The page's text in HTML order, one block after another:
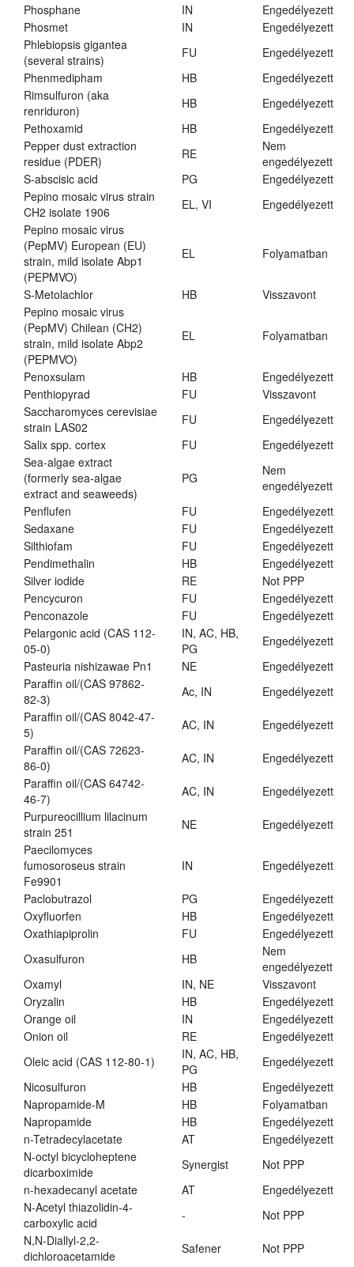
Phosphane
IN
Engedélyezett
Phosmet
IN
Engedélyezett
Phlebiopsis gigantea
(several strains)
FU
Engedélyezett
Phenmedipham
HB
Engedélyezett
Rimsulfuron (aka
renriduron)
HB
Engedélyezett
Pethoxamid
HB
Engedélyezett
Pepper dust extraction
residue (PDER)
RE
Nem
engedélyezett
S-abscisic acid
PG
Engedélyezett
Pepino mosaic virus strain
CH2 isolate 1906
EL, VI
Engedélyezett
Pepino mosaic virus
(PepMV) European (EU)
strain, mild isolate Abp1
(PEPMVO)
EL Folyamatban
S-Metolachlor HB
Visszavont
Pepino mosaic virus
(PepMV) Chilean (CH2)
strain, mild isolate Abp2
(PEPMVO)
EL Folyamatban
Penoxsulam HB
Engedélyezett
Penthiopyrad
FU
Visszavont
Saccharomyces cerevisiae
strain LAS02
FU
Engedélyezett
Salix spp. cortex
FU
Engedélyezett
Sea-algae extract
(formerly sea-algae
extract and seaweeds)
PG
Nem
engedélyezett
Penflufen
FU
Engedélyezett
Sedaxane
FU
Engedélyezett
Silthiofam
FU
Engedélyezett
Pendimethalin
HB
Engedélyezett
Silver iodide
RE
Not PPP
Pencycuron
FU
Engedélyezett
Penconazole
FU
Engedélyezett
Pelargonic acid (CAS 112-
05-0)
IN, AC, HB,
PG
Engedélyezett
Pasteuria nishizawae Pn1
NE
Engedélyezett
Paraffin oil/(CAS 97862-
82-3)
Ac, IN
Engedélyezett
Paraffin oil/(CAS 8042-47-
5)
AC, IN
Engedélyezett
Paraffin oil/(CAS 72623-
86-0)
AC, IN
Engedélyezett
Paraffin oil/(CAS 64742-
46-7)
AC, IN
Engedélyezett
Purpureocillium lilacinum
strain 251
NE
Engedélyezett
Paecilomyces
fumosoroseus strain
Fe9901
IN Engedélyezett
Paclobutrazol PG
Engedélyezett
Oxyfluorfen
HB
Engedélyezett
Oxathiapiprolin
FU
Engedélyezett
Oxasulfuron
HB
Nem
engedélyezett
Oxamyl
IN, NE
Visszavont
Oryzalin
HB
Engedélyezett
Orange oil
IN
Engedélyezett
Onion oil
RE
Engedélyezett
Oleic acid (CAS 112-80-1)
IN, AC, HB,
PG
Engedélyezett
Nicosulfuron
HB
Engedélyezett
Napropamide-M
HB
Folyamatban
Napropamide
HB
Engedélyezett
n-Tetradecylacetate
AT
Engedélyezett
N-octyl bicycloheptene
dicarboximide
Synergist
Not PPP
n-hexadecanyl acetate
AT
Engedélyezett
N-Acetyl thiazolidin-4-
carboxylic acid
-
Not PPP
N,N-Diallyl-2,2-
dichloroacetamide
Safener
Not PPP